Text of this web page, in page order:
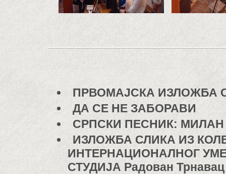
ПРВОМАЈСКА ИЗЛОЖБА
ДА СЕ НЕ ЗАБОРАВИ
СРПСКИ ПЕСНИК:
ИЗЛОЖБА СЛИКА ИЗ
ИНТЕРНАЦИОНАЛНОГ
СТУДИЈА Радован